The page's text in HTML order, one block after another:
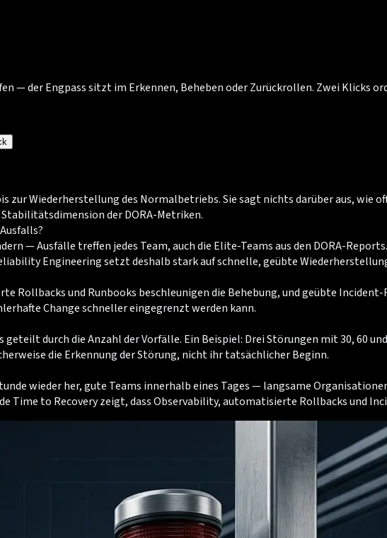
— der Engpass sitzt im Erkennen, Beheben oder Zurückrollen. Zwei Klicks
zur Wiederherstellung des Normalbetriebs. Sie sagt nichts darüber aus, wie
der DORA-Metriken.
— Ausfälle treffen jedes Team, auch die Elite-Teams aus den DORA-
Engineering setzt deshalb stark auf schnelle, geübte
Rollbacks und Runbooks beschleunigen die Behebung, und geübte
Change schneller eingegrenzt werden kann.
durch die Anzahl der Vorfälle. Ein Beispiel: Drei Störungen mit 30, 60
die Erkennung der Störung, nicht ihr tatsächlicher Beginn.
wieder her, gute Teams innerhalb eines Tages — langsame
Time to Recovery zeigt, dass Observability, automatisierte Rollbacks und